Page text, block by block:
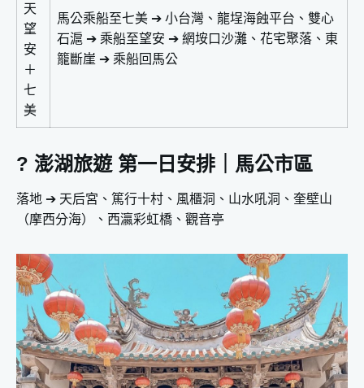
天
望
安
＋
七
美
馬公乘船至七美 ➔ 小台灣、龍埕海蝕平台、雙心
石滬 ➔ 乘船至望安 ➔ 網垵口沙灘、花宅聚落、東
籠斷崖 ➔ 乘船回馬公
? 澎湖旅遊 第一日安排｜馬公市區
落地 ➔ 天后宮、篤行十村、風櫃洞、山水吼洞、奎壁山
（摩西分海）、西瀛彩虹橋、觀音亭